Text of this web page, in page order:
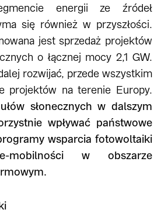
energii ze źródeł
się również w przyszłości.
jest sprzedaż projektów
o łącznej mocy 2,1 GW.
rozwijać, przede wszystkim
projektów na terenie Europy.
słonecznych w dalszym
wpływać państwowe
wsparcia fotowoltaiki
w obszarze